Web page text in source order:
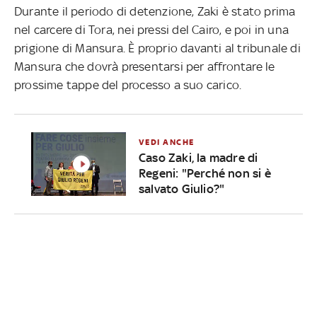
Durante il periodo di detenzione, Zaki è stato prima
nel carcere di Tora, nei pressi del Cairo, e poi in una
prigione di Mansura. È proprio davanti al tribunale di
Mansura che dovrà presentarsi per affrontare le
prossime tappe del processo a suo carico.
VEDI ANCHE
Caso Zaki, la madre di
Regeni: "Perché non si è
salvato Giulio?"